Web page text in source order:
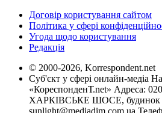
Договір користування сайтом
Політика у сфері
Угода щодо користування
Редакція
© 2000-2026, Korrespondent.net
Суб'єкт у сфері онлайн-медіа
«КореспонденТ.net» Адреса:
ХАРКІВСЬКЕ ШОСЕ, будинок
sunlight@mediadim.com.ua